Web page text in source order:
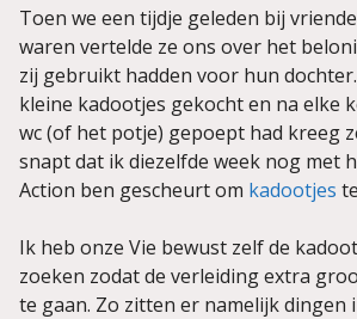
Toen we een tijdje geleden bij
waren vertelde ze ons over het
zij gebruikt hadden voor hun
kleine kadootjes gekocht en na elke
wc (of het potje) gepoept had kreeg
snapt dat ik diezelfde week nog met
Action ben gescheurt om kadootjes
Ik heb onze Vie bewust zelf de
zoeken zodat de verleiding extra
te gaan. Zo zitten er namelijk dingen